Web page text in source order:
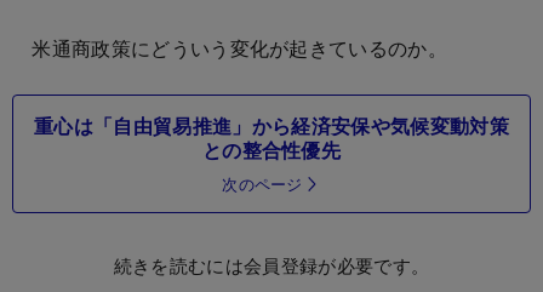
米通商政策にどういう変化が起きているのか。
重心は「自由貿易推進」から経済安保や気候変動対策
との整合性優先
次のページ
続きを読むには会員登録が必要です。